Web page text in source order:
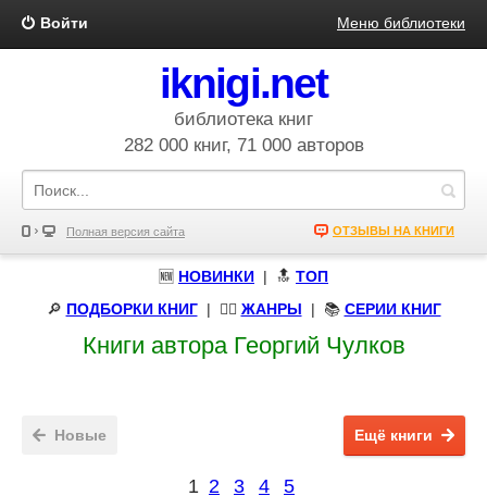
Войти Меню библиотеки
iknigi.net
библиотека книг
282 000 книг, 71 000 авторов
Полная версия сайта ОТЗЫВЫ НА КНИГИ
🆕 НОВИНКИ | 🔝 ТОП
🔎 ПОДБОРКИ КНИГ| 🧝‍♀️ ЖАНРЫ | 📚 СЕРИИ КНИГ
Книги автора Георгий Чулков
Новые Ещё книги
1 2 3 4 5